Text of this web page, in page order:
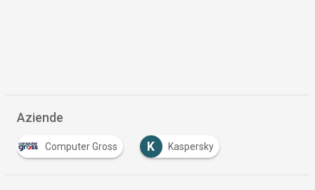
Aziende
Computer Gross K Kaspersky